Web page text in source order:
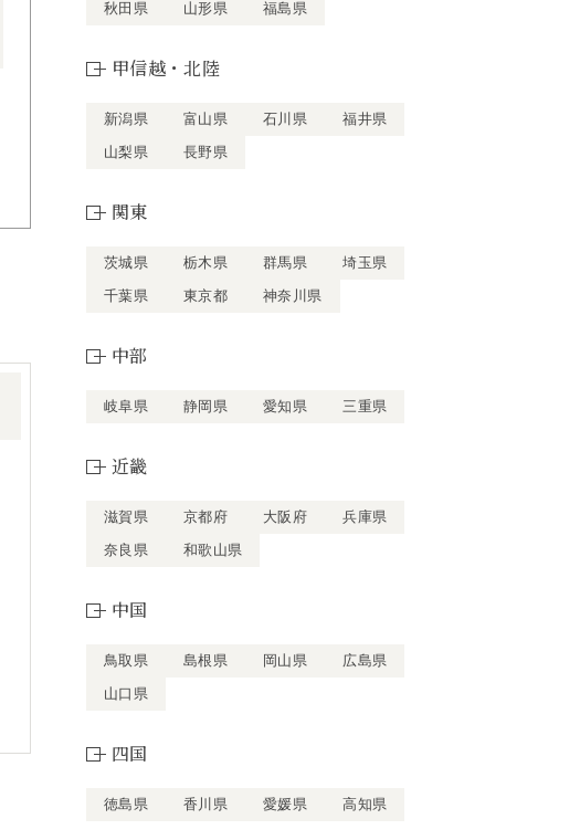
秋田県
山形県 福島県
甲信越・北陸
新潟県 富山県 石川県
福井県
山梨県
長野県
関東
茨城県 栃木県 群馬県
埼玉県
千葉県
東京都 神奈川県
中部
岐阜県 静岡県 愛知県 三重県
近畿
滋賀県 京都府 大阪府
兵庫県
奈良県
和歌山県
中国
鳥取県 島根県 岡山県
広島県
山口県
四国
徳島県 香川県 愛媛県 高知県